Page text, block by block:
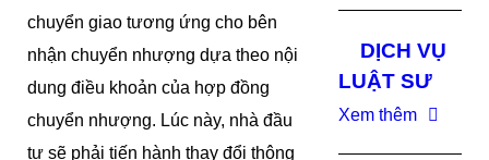
chuyển giao tương ứng cho bên
nhận chuyển nhượng dựa theo nội
dung điều khoản của hợp đồng
chuyển nhượng. Lúc này, nhà đầu
tư sẽ phải tiến hành thay đổi thông
DỊCH VỤ
LUẬT SƯ
Xem thêm